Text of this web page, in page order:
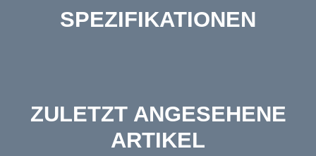
SPEZIFIKATIONEN
ZULETZT ANGESEHENE
ARTIKEL